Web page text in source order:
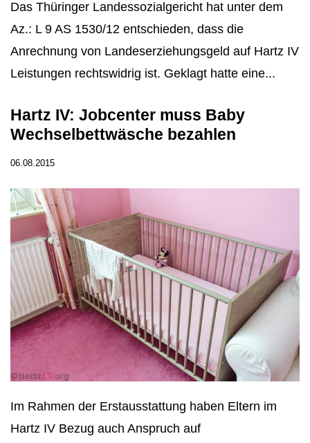
Das Thüringer Landessozialgericht hat unter dem
Az.: L 9 AS 1530/12 entschieden, dass die
Anrechnung von Landeserziehungsgeld auf Hartz IV
Leistungen rechtswidrig ist. Geklagt hatte eine...
Hartz IV: Jobcenter muss Baby
Wechselbettwäsche bezahlen
06.08.2015
Im Rahmen der Erstausstattung haben Eltern im
Hartz IV Bezug auch Anspruch auf